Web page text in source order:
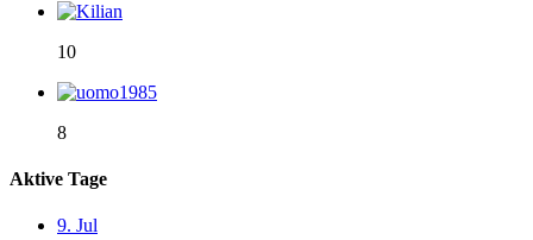
10
8
Aktive Tage
9. Jul